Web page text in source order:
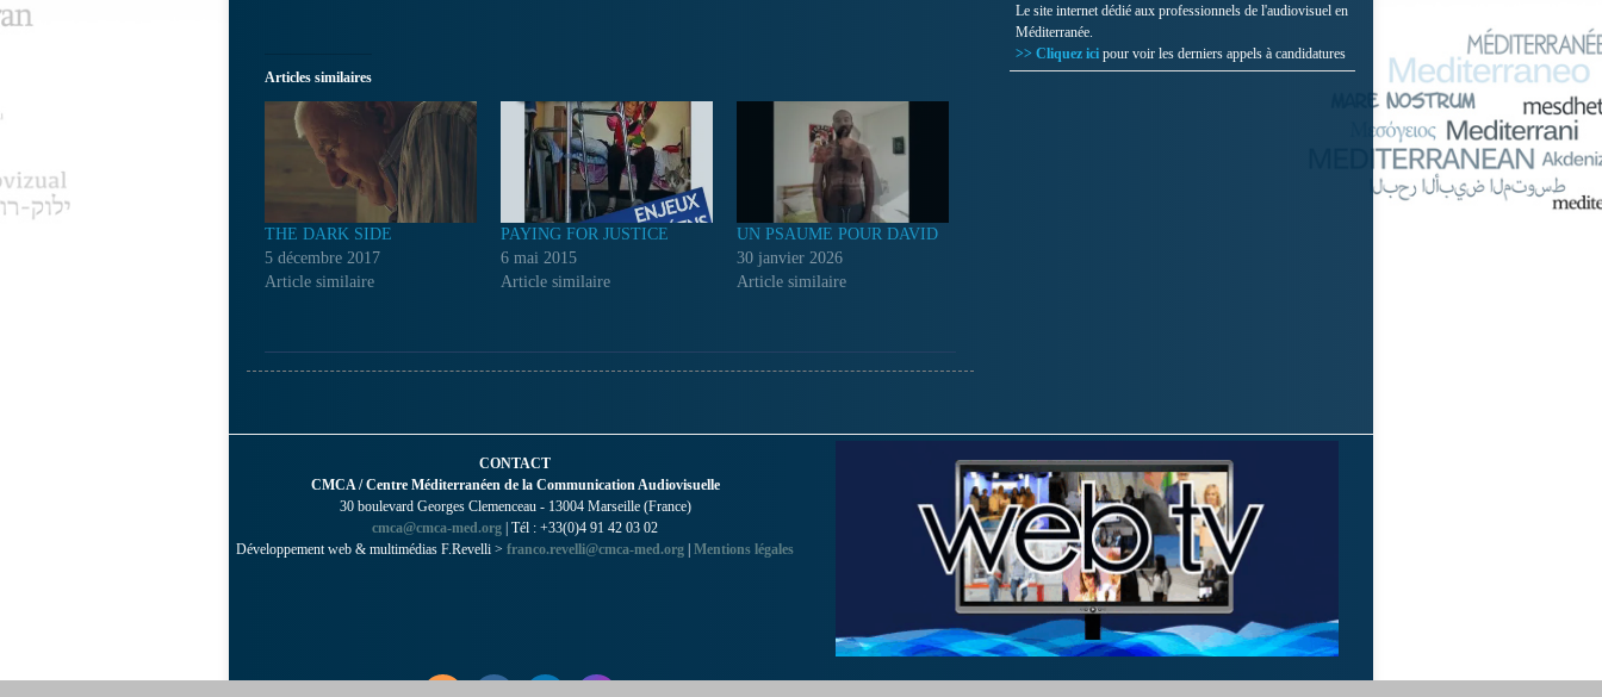
Articles similaires
THE DARK SIDE
5 décembre 2017
Article similaire
PAYING FOR JUSTICE
6 mai 2015
Article similaire
UN PSAUME POUR DAVID
30 janvier 2026
Article similaire
Le site internet dédié aux professionnels de l'audiovisuel en
Méditerranée.
>> Cliquez ici pour voir les derniers appels à candidatures
CONTACT
CMCA / Centre Méditerranéen de la Communication Audiovisuelle
30 boulevard Georges Clemenceau - 13004 Marseille (France)
cmca@cmca-med.org | Tél : +33(0)4 91 42 03 02
Développement web & multimédias F.Revelli > franco.revelli@cmca-med.org | Mentions légales